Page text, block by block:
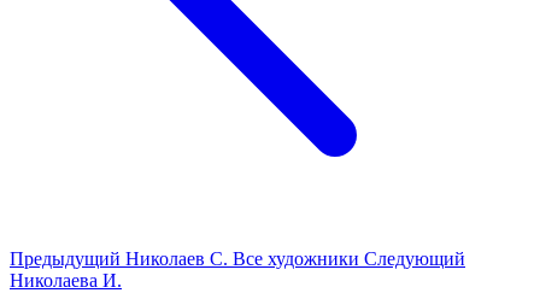
Предыдущий Николаев С. Все художники Следующий
Николаева И.